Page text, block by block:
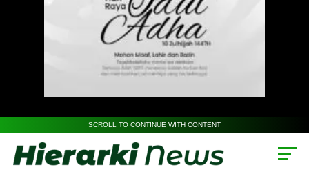
SCROLL TO CONTINUE WITH CONTENT